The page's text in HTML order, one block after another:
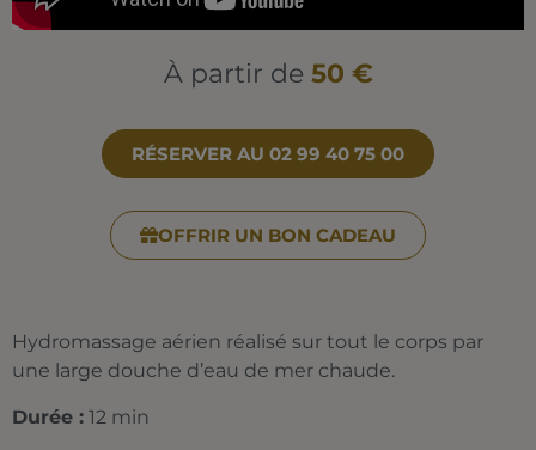
À partir de 50 €
RÉSERVER AU 02 99 40 75 00
OFFRIR UN BON CADEAU
Hydromassage aérien réalisé sur tout le corps par
une large douche d’eau de mer chaude.
Durée : 12 min